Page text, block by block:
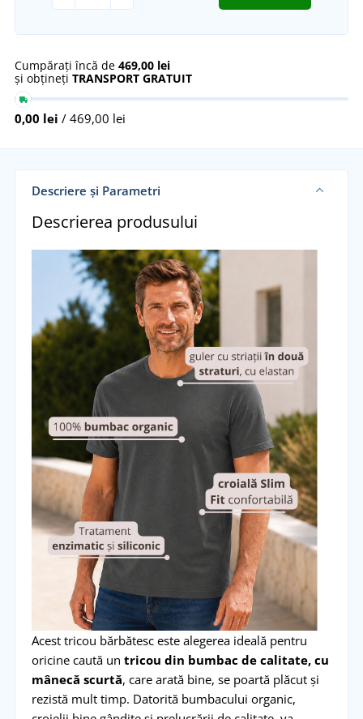
Cumpărați încă de 469,00 lei
și obțineți TRANSPORT GRATUIT
0,00 lei / 469,00 lei
Descriere și Parametri
Descrierea produsului
Acest tricou bărbătesc este alegerea ideală pentru
oricine caută un tricou din bumbac de calitate, cu
mânecă scurtă, care arată bine, se poartă plăcut și
rezistă mult timp. Datorită bumbacului organic,